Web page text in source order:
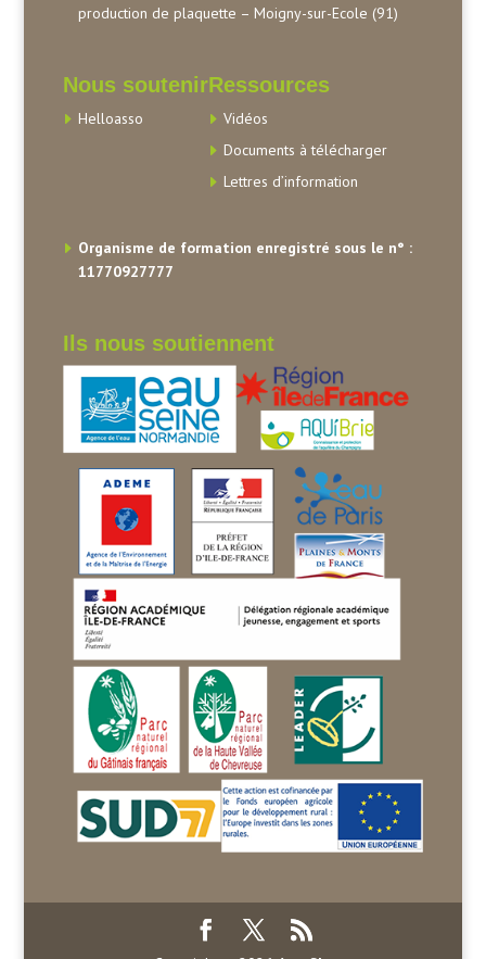
production de plaquette – Moigny-sur-Ecole (91)
Nous soutenir
Helloasso
Ressources
Vidéos
Documents à télécharger
Lettres d’information
Organisme de formation enregistré sous le n° :
11770927777
Ils nous soutiennent